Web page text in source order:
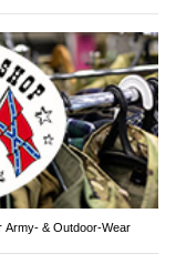
Army- & Outdoor-Wear